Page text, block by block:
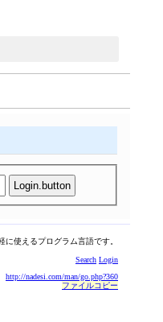
使えるプログラム言語です。
Search Login
http://nadesi.com/man/go.php?360
ファイルコピー